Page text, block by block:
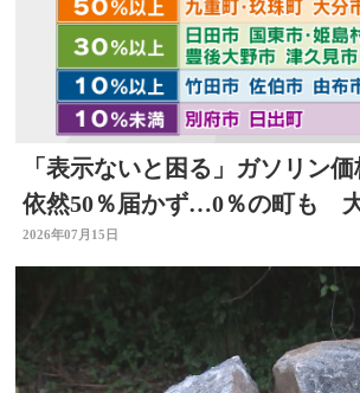
「表示ないと困る」ガソリン
依然50％届かず…0％の町も
村ごとの結果公表
2026年07月15日